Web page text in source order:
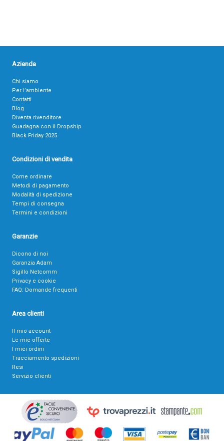
Azienda
Chi siamo
Per l’ambiente
Contatti
Blog
Diventa rivenditore
Guadagna con il Dropship
Black Friday 2025
Condizioni di vendita
Come ordinare
Metodi di pagamento
Modalità di spedizione
Tempi di consegna
Termini e condizioni
Garanzie
Dicono di noi
Garanzia Adam
Sigillo Netcomm
Privacy e cookie
FAQ: Domande frequenti
Area clienti
Il mio account
Le mie offerte
I miei ordini
Tracciamento spedizioni
Resi
Servizio clienti